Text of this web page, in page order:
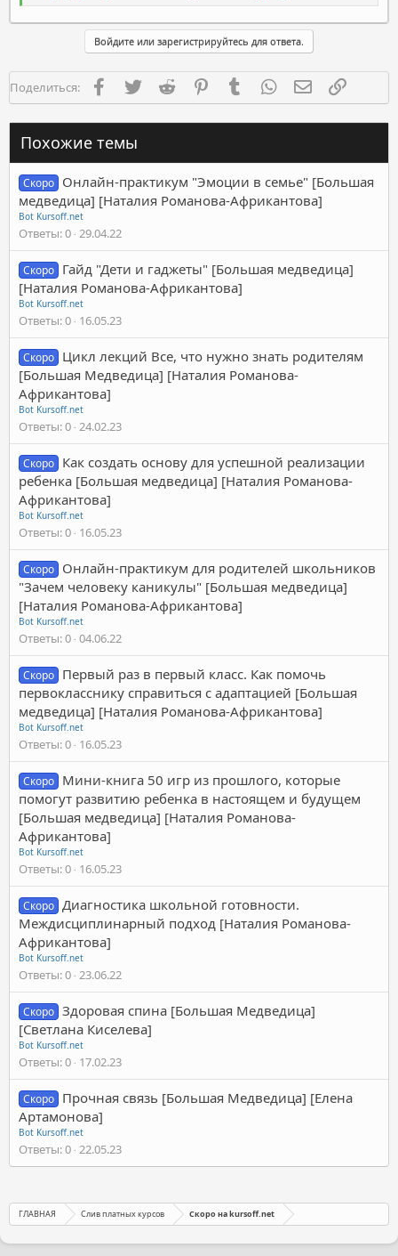
Войдите или зарегистрируйтесь для ответа.
Поделиться: FacebookTwitter Reddit PinterestTumblr WhatsAppЭлектронная
Похожие темы
Скоро Онлайн-практикум "Эмоции в семье" [Большая
медведица] [Наталия Романова-Африкантова]
Bot Kursoff.net
Ответы 0 29.04.22
Скоро Гайд "Дети и гаджеты" [Большая медведица]
[Наталия Романова-Африкантова]
Bot Kursoff.net
Ответы 0 16.05.23
Скоро Цикл лекций Все, что нужно знать родителям
[Большая Медведица] [Наталия Романова-
Африкантова]
Bot Kursoff.net
Ответы 0 24.02.23
Скоро Как создать основу для успешной реализации
ребенка [Большая медведица] [Наталия Романова-
Африкантова]
Bot Kursoff.net
Ответы 0 16.05.23
Скоро Онлайн-практикум для родителей школьников
"Зачем человеку каникулы" [Большая медведица]
[Наталия Романова-Африкантова]
Bot Kursoff.net
Ответы 0 04.06.22
Скоро Первый раз в первый класс. Как помочь
первокласснику справиться с адаптацией [Большая
медведица] [Наталия Романова-Африкантова]
Bot Kursoff.net
Ответы 0 16.05.23
Скоро Мини-книга 50 игр из прошлого, которые
помогут развитию ребенка в настоящем и будущем
[Большая медведица] [Наталия Романова-
Африкантова]
Bot Kursoff.net
Ответы 0 16.05.23
Скоро Диагностика школьной готовности.
Междисциплинарный подход [Наталия Романова-
Африкантова]
Bot Kursoff.net
Ответы 0 23.06.22
Скоро Здоровая спина [Большая Медведица]
[Светлана Киселева]
Bot Kursoff.net
Ответы 0 17.02.23
Скоро Прочная связь [Большая Медведица] [Елена
Артамонова]
Bot Kursoff.net
Ответы 0 22.05.23
ГЛАВНАЯ Слив платных курсов Скоро на kursoff.net